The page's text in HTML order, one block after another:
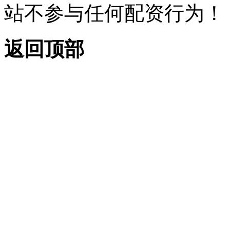
站不参与任何配资行为！
返回顶部